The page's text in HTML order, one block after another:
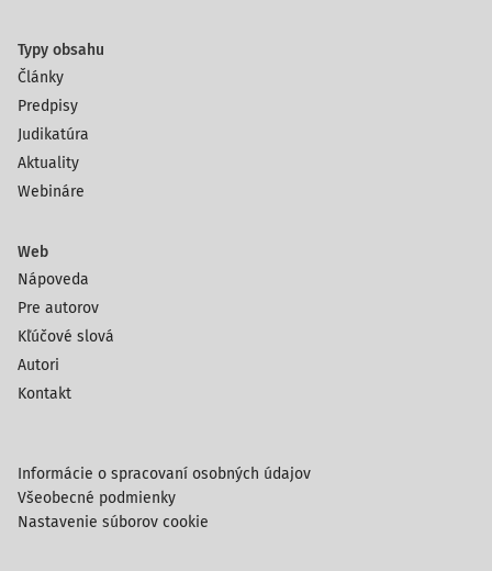
Typy obsahu
Články
Predpisy
Judikatúra
Aktuality
Webináre
Web
Nápoveda
Pre autorov
Kľúčové slová
Autori
Kontakt
Informácie o spracovaní osobných údajov
Všeobecné podmienky
Nastavenie súborov cookie